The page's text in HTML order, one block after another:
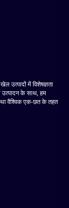
उत्पादों में विशेषज्ञता
के साथ, हम
वैश्विक एक-छत के तहत